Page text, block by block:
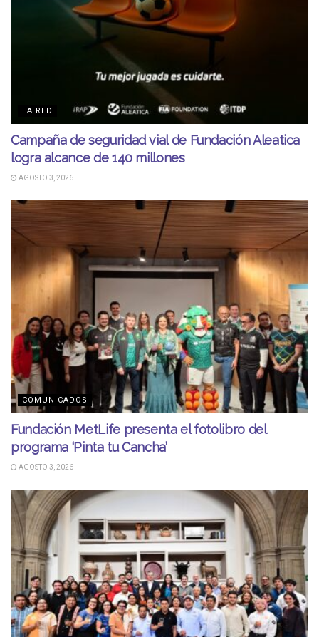
LA RED
Campaña de seguridad vial de Fundación Aleatica
logra alcance de 140 millones
AGOSTO 3, 2026
COMUNICADOS
Fundación MetLife presenta el fotolibro del
programa ‘Pinta tu Cancha’
AGOSTO 3, 2026